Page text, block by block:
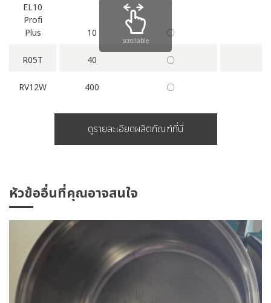
EL10
Profi
Plus
10 〇
R05T 40 〇
RV12W 400 〇
ดูรายละเอียดผลิตภัณฑ์ที่นี่
scrollable
หัวข้ออื่นที่คุณอาจสนใจ